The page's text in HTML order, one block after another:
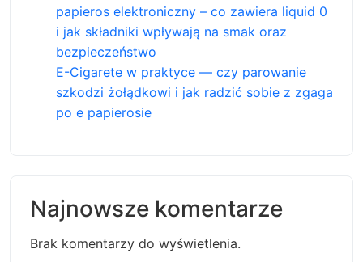
papieros elektroniczny – co zawiera liquid 0
i jak składniki wpływają na smak oraz
bezpieczeństwo
E-Cigarete w praktyce — czy parowanie
szkodzi żołądkowi i jak radzić sobie z zgaga
po e papierosie
Najnowsze komentarze
Brak komentarzy do wyświetlenia.